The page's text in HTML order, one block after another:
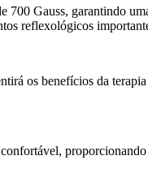
700 Gauss, garantindo
reflexológicos
os benefícios da